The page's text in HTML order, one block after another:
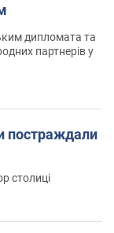
дипломата та
партнерів у
постраждали
столиці